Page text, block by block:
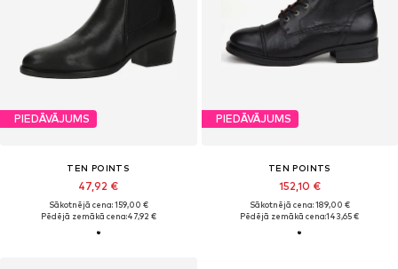
PIEDĀVĀJUMS
TEN POINTS
47,92 €
Sākotnējā cena: 159,00 €
Pēdējā zemākā cena:47,92 €
PIEDĀVĀJUMS
TEN POINTS
152,10 €
Sākotnējā cena: 189,00 €
Pēdējā zemākā cena:143,65 €